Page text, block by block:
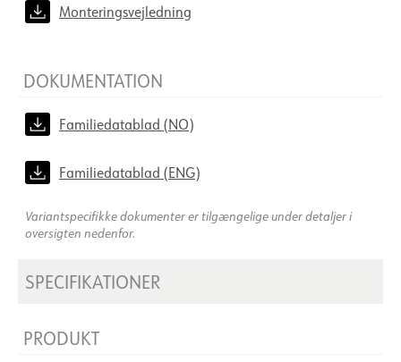
Monteringsvejledning
DOKUMENTATION
Familiedatablad (NO)
Familiedatablad (ENG)
Variantspecifikke dokumenter er tilgængelige under detaljer i
oversigten nedenfor.
SPECIFIKATIONER
PRODUKT